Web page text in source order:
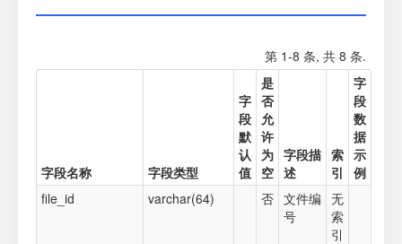
第 1-8 条, 共 8 条.
字段名称 字段类型
字
段
默
认
值
是
否
允
许
为
空
字段描
述
索
引
字
段
数
据
示
例
file_id
varchar(64) 否 文件编
号
无
索
引